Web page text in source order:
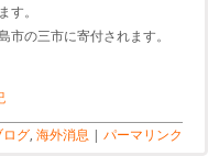
。
の三市に寄付されます。
ログ, 海外消息 | パーマリンク